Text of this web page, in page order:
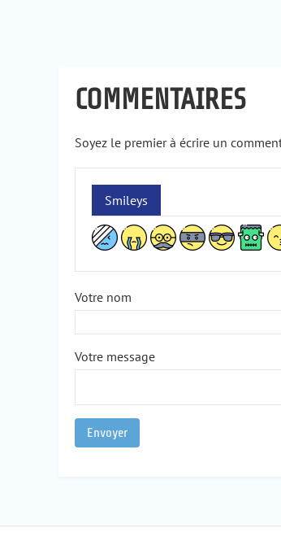
COMMENTAIRES
Soyez le premier à écrire un
Smileys
Votre nom
Votre message